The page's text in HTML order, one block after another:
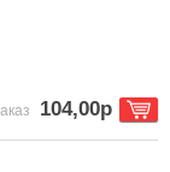
104,00р